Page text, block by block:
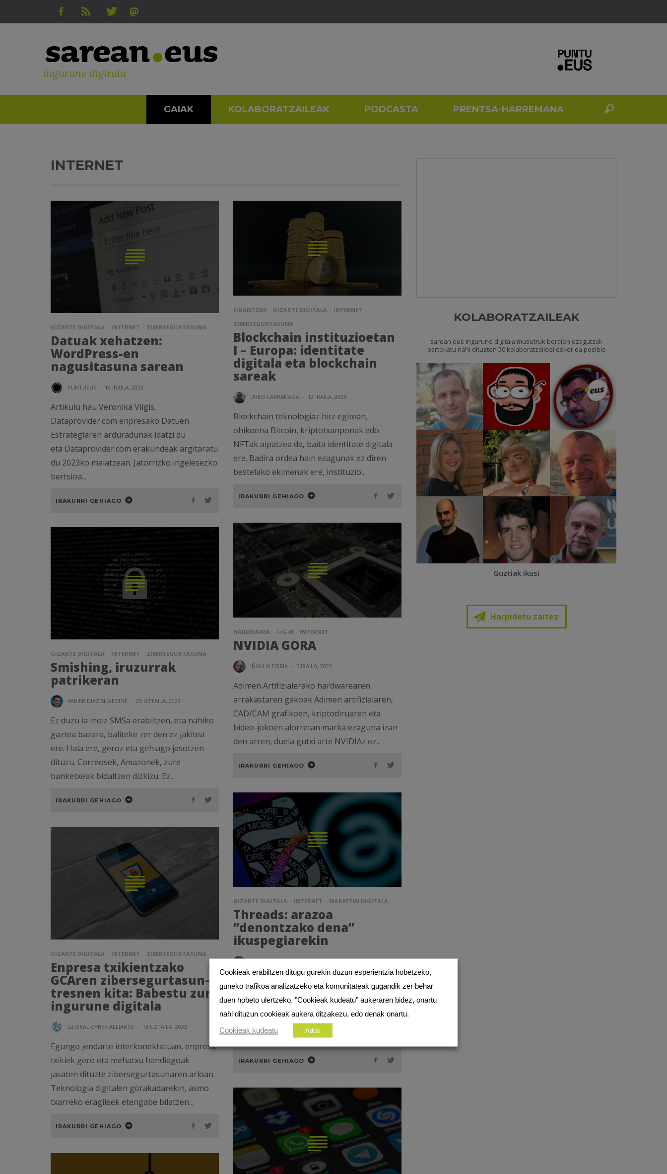
ingurune digitala
GAIAK KOLABORATZAILEAK PODCASTA PRENTSA-HARREMANA
INTERNET
GIZARTE DIGITALA INTERNET ZIBERSEGURTASUNA
Datuak xehatzen:
WordPress-en
nagusitasuna sarean
PUNTUEUS · 14 IRAILA, 2023
Artikulu hau Veronika Vilgis,
Dataprovider.com enpresako Datuen
Estrategiaren arduradunak idatzi du
eta Dataprovider.com erakundeak argitaratu
du 2023ko maiatzean. Jatorrizko ingelesezko
bertsioa...
IRAKURRI GEHIAGO
FINANTZAK GIZARTE DIGITALA
INTERNET
ZIBERSEGURTASUNA
Blockchain instituzioetan
I – Europa: identitate
digitala eta blockchain
sareak
URKO LARRAÑAGA · 12 IRAILA, 2023
Blockchain teknologiaz hitz egitean,
ohikoena Bitcoin, kriptotxanponak edo
NFTak aipatzea da, baita identitate digitala
ere. Badira ordea hain ezagunak ez diren
bestelako ekimenak ere, instituzio...
IRAKURRI GEHIAGO
HARDWAREA I+G+B INTERNET
NVIDIA GORA
IÑAKI ALEGRIA · 5 IRAILA, 2023
Adimen Artifizialerako hardwarearen
arrakastaren gakoak Adimen artifizialaren,
CAD/CAM grafikoen, kriptodiruaren eta
bideo-jokoen alorretan marka ezaguna izan
den arren, duela gutxi arte NVIDIAz ez...
IRAKURRI GEHIAGO
GIZARTE DIGITALA INTERNET ZIBERSEGURTASUNA
Smishing, iruzurrak
patrikeran
XABIER DIAZ SILVESTRE · 25 UZTAILA, 2023
Ez duzu ia inoiz SMSa erabiltzen, eta nahiko
gaztea bazara, baliteke zer den ez jakitea
ere. Hala ere, geroz eta gehiago jasotzen
dituzu. Correosek, Amazonek, zure
banketxeak bidaltzen dizkizu. Ez...
IRAKURRI GEHIAGO
GIZARTE DIGITALA INTERNET MARKETIN DIGITALA
Threads: arazoa
“denontzako dena”
ikuspegiarekin
AMAIA OCERIN · 20 UZTAILA, 2023
Sare sozial arrakastatsuak erabiltzaileen
motibazio espezifikoak ebaztera bideratu
dira, formatu espezifiko baten bidez,
Threads sare sozial berriaren ikuspegi
generikoa ez bezala. Zer da...
IRAKURRI GEHIAGO
GIZARTE DIGITALA INTERNET ZIBERSEGURTASUNA
Enpresa txikientzako
GCAren zibersegurtasun-
tresnen kita: Babestu zure
ingurune digitala
GLOBAL CYBER ALLIANCE · 13 UZTAILA, 2023
Egungo jendarte interkonektatuan, enpresa
txikiek gero eta mehatxu handiagoak
jasaten dituzte zibersegurtasunaren arloan.
Teknologia digitalen gorakadarekin, asmo
txarreko eragileek etengabe bilatzen...
IRAKURRI GEHIAGO
KOLABORATZAILEAK
sarean.eus ingurune digitala musutruk beraien ezagutzak
partekatu nahi dituzten 50 kolaboratzaileei esker da posible
Guztiak ikusi
Harpidetu zaitez
Cookieak erabiltzen ditugu gurekin duzun esperientzia hobetzeko,
guneko trafikoa analizatzeko eta komunitateak gugandik zer behar
duen hobeto ulertzeko. "Cookieak kudeatu" aukeraren bidez, onartu
nahi dituzun cookieak aukera ditzakezu, edo denak onartu.
Cookieak kudeatu Ados